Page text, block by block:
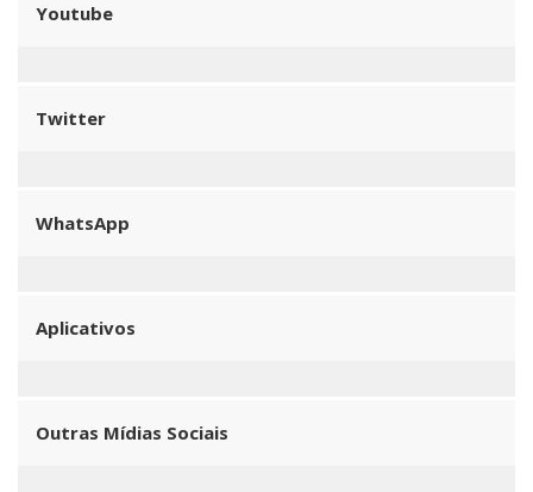
Youtube
Twitter
WhatsApp
Aplicativos
Outras Mídias Sociais